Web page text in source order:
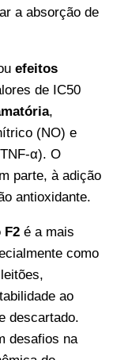
a absorção de
efeitos
de IC50
,
(NO) e
α). O
parte, à adição
antioxidante.
F2 é a mais
como
ao
descartado.
desafios na